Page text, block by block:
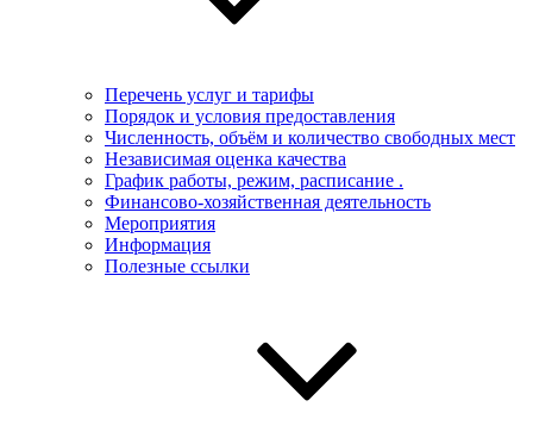
Перечень услуг и тарифы
Порядок и условия предоставления
Численность, объём и количество свободных мест
Независимая оценка качества
График работы, режим, расписание .
Финансово-хозяйственная деятельность
Мероприятия
Информация
Полезные ссылки